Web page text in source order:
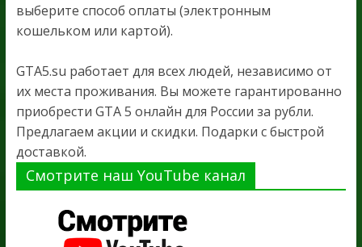
выберите способ оплаты (электронным
кошельком или картой).
GTA5.su работает для всех людей, независимо от
их места проживания. Вы можете гарантированно
приобрести GTA 5 онлайн для России за рубли.
Предлагаем акции и скидки. Подарки с быстрой
доставкой.
Смотрите наш YouTube канал